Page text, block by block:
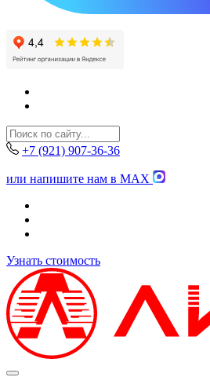
+7 (921) 907-36-36
или напишите нам в MAX
Узнать стоимость